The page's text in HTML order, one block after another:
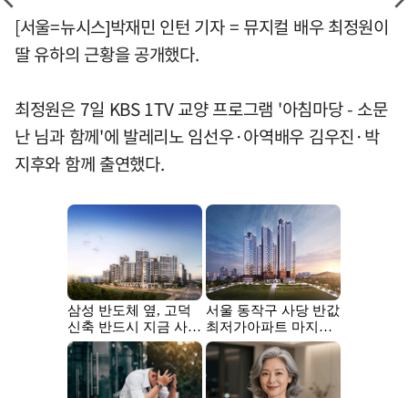
[서울=뉴시스]박재민 인턴 기자 = 뮤지컬 배우 최정원이
딸 유하의 근황을 공개했다.
최정원은 7일 KBS 1TV 교양 프로그램 '아침마당 - 소문
난 님과 함께'에 발레리노 임선우·아역배우 김우진·박
지후와 함께 출연했다.